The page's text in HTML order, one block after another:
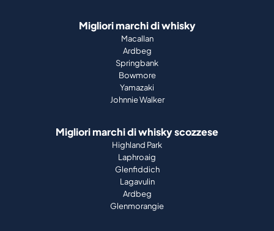
Migliori marchi di whisky
Macallan
Ardbeg
Springbank
Bowmore
Yamazaki
Johnnie Walker
Migliori marchi di whisky scozzese
Highland Park
Laphroaig
Glenfiddich
Lagavulin
Ardbeg
Glenmorangie